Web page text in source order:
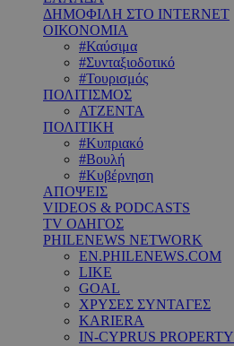
ΔΗΜΟΦΙΛΗ ΣΤΟ INTERNET
ΟΙΚΟΝΟΜΙΑ
#Καύσιμα
#Συνταξιοδοτικό
#Τουρισμός
ΠΟΛΙΤΙΣΜΟΣ
ΑΤΖΕΝΤΑ
ΠΟΛΙΤΙΚΗ
#Κυπριακό
#Βουλή
#Κυβέρνηση
ΑΠΟΨΕΙΣ
VIDEOS & PODCASTS
TV ΟΔΗΓΟΣ
PHILENEWS NETWORK
EN.PHILENEWS.COM
LIKE
GOAL
ΧΡΥΣΕΣ ΣΥΝΤΑΓΕΣ
KARIERA
IN-CYPRUS PROPERTY